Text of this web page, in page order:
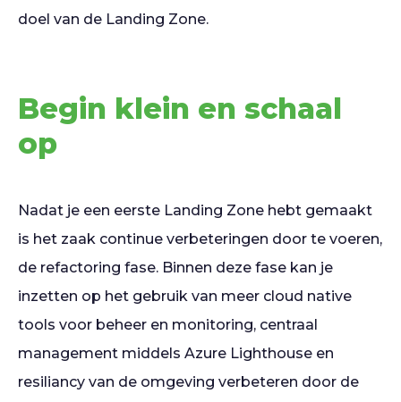
doel van de Landing Zone.
Begin klein en schaal
op
Nadat je een eerste Landing Zone hebt gemaakt
is het zaak continue verbeteringen door te voeren,
de refactoring fase. Binnen deze fase kan je
inzetten op het gebruik van meer cloud native
tools voor beheer en monitoring, centraal
management middels Azure Lighthouse en
resiliancy van de omgeving verbeteren door de